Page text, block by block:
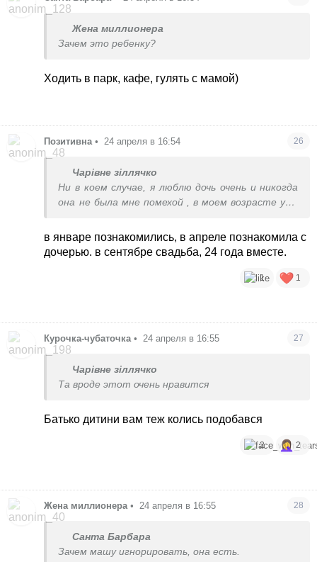
Жена миллионера
Зачем это ребенку?
Ходить в парк, кафе, гулять с мамой)
Позитивна • 24 апреля в 16:54 26
Чарівне зіллячко
Ни в коем случае, я люблю дочь очень и никогда
она не была мне помехой , в моем возрасте уже
в январе познакомились, в апреле познакомила с
дочерью. в сентябре свадьба, 24 года вместе.
1 1
Курочка-чубаточка • 24 апреля в 16:55 27
Чарівне зіллячко
Та вроде этот очень нравится
Батько дитини вам теж колись подобався
2 2
Жена миллионера • 24 апреля в 16:55 28
Санта Барбара
Зачем машу игнорировать, она есть.